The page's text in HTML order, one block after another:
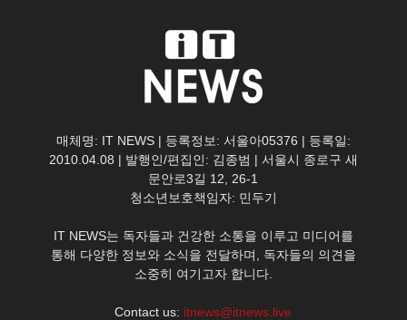
매체명: IT NEWS | 등록정보: 서울아05376 | 등록일:
2010.04.08 | 발행인/편집인: 김종범 | 서울시 종로구 새
문안로3길 12, 26-1
청소년보호책임자: 민두기
IT NEWS는 독자들과 건강한 소통을 이루고 미디어를
통해 다양한 정보와 소식을 전달하며, 독자들의 의견을
소중히 여기고자 합니다.
Contact us: itnews@itnews.live